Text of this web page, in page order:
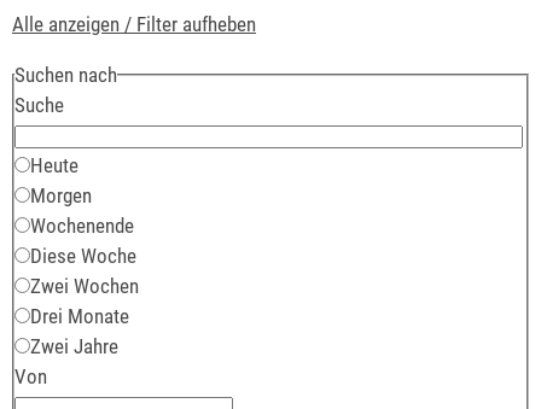
Alle anzeigen / Filter aufheben
Suchen nach
Suche
Heute
Morgen
Wochenende
Diese Woche
Zwei Wochen
Drei Monate
Zwei Jahre
Von